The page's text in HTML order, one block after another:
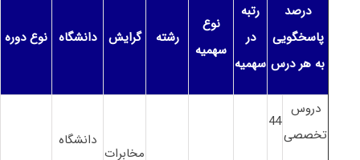
درصد
پاسخگویی
به هر درس
رتبه
در
سهمیه
نوع
سهمیه
رشته گرایش دانشگاه نوع دوره
دروس
تخصصی
44
مخابرات
دانشگاه